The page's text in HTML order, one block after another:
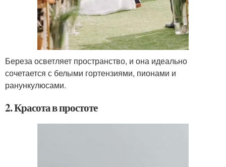
Береза осветляет пространство, и она идеально
сочетается с белыми гортензиями, пионами и
ранункулюсами.
2. Красота в простоте